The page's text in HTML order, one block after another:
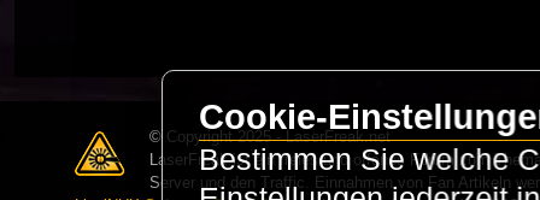
© Copyright 2025 - LaserFreak.net
LaserFreak ist ein freies und offenes Forum zum
Server und den Traffic. Einnahmen von Fan Artikeln
Cookie-
Bestimmen Sie welche